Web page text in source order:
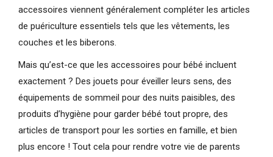
accessoires viennent généralement compléter les articles
de puériculture essentiels tels que les vêtements, les
couches et les biberons.
Mais qu’est-ce que les accessoires pour bébé incluent
exactement ? Des jouets pour éveiller leurs sens, des
équipements de sommeil pour des nuits paisibles, des
produits d’hygiène pour garder bébé tout propre, des
articles de transport pour les sorties en famille, et bien
plus encore ! Tout cela pour rendre votre vie de parents